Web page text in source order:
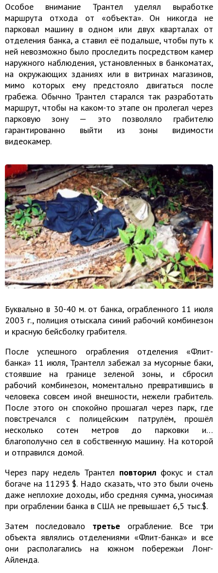
Особое внимание Трантел уделял выработке
маршрута отхода от «объекта». Он никогда не
парковал машину в одном или двух кварталах от
отделения банка, а ставил её подальше, чтобы путь к
ней невозможно было проследить посредством камер
наружного наблюдения, установленных в банкоматах,
на окружающих зданиях или в витринах магазинов,
мимо которых ему предстояло двигаться после
грабежа. Обычно Трантел старался так разработать
маршрут, чтобы на каком-то этапе он пролегал через
парковую зону — это позволяло грабителю
гарантированно выйти из зоны видимости
видеокамер.
Буквально в 30-40 м. от банка, ограбленного 11 июля
2003 г., полиция отыскала синий рабочий комбинезон
и красную бейсболку грабителя.
После успешного ограбления отделения «Флит-
банка» 11 июля, Трантелл забежал за мусорные баки,
стоявшие на границе зеленой зоны, и сбросил
рабочий комбинезон, моментально превратившись в
человека совсем иной внешности, нежели грабитель.
После этого он спокойно прошагал через парк, где
повстречался с полицейским патрулём, прошёл
несколько сотен метров до парковки и…
благополучно сел в собственную машину. На которой
и отправился домой.
Через пару недель Трантел повторил фокус и стал
богаче на 11293 $. Надо сказать, что это были очень
даже неплохие доходы, ибо средняя сумма, уносимая
при ограблении банка в США не превышает 6,5 тыс.$.
Затем последовало третье ограбление. Все три
объекта являлись отделениями «Флит-банка» и все
они располагались на южном побережьи Лонг-
Айленда.